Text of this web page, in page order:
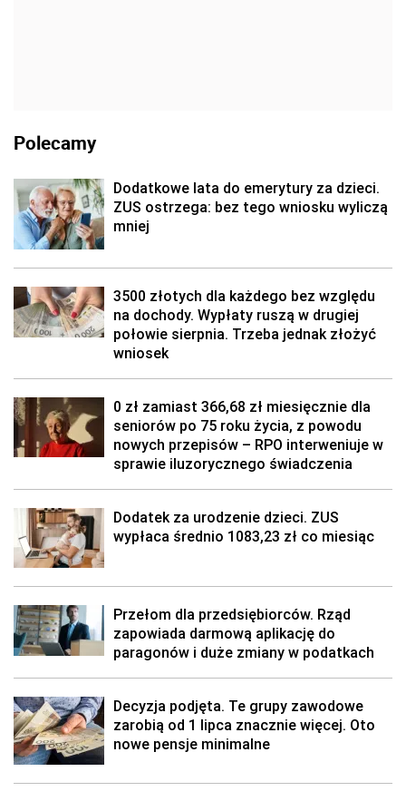
Polecamy
Dodatkowe lata do emerytury za dzieci.
ZUS ostrzega: bez tego wniosku wyliczą
mniej
3500 złotych dla każdego bez względu
na dochody. Wypłaty ruszą w drugiej
połowie sierpnia. Trzeba jednak złożyć
wniosek
0 zł zamiast 366,68 zł miesięcznie dla
seniorów po 75 roku życia, z powodu
nowych przepisów – RPO interweniuje w
sprawie iluzorycznego świadczenia
Dodatek za urodzenie dzieci. ZUS
wypłaca średnio 1083,23 zł co miesiąc
Przełom dla przedsiębiorców. Rząd
zapowiada darmową aplikację do
paragonów i duże zmiany w podatkach
Decyzja podjęta. Te grupy zawodowe
zarobią od 1 lipca znacznie więcej. Oto
nowe pensje minimalne